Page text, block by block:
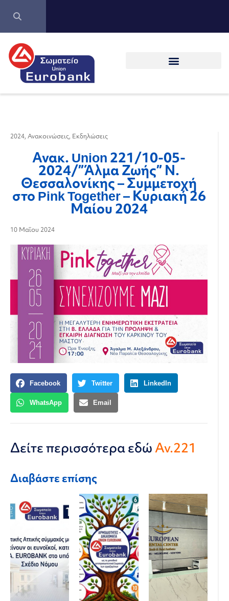
2024, Ανακοινώσεις, Εκδηλώσεις
Ανακ. Union 221/10-05-
2024/”Άλμα Ζωής” Ν.
Θεσσαλονίκης – Συμμετοχή
στο Pink Together – Κυριακή 26
Μαίου 2024
10 Μαΐου 2024
Facebook Twitter LinkedIn
WhatsApp Email
Δείτε περισσότερα εδώΑν.221
Διαβάστε επίσης